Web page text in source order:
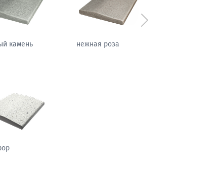
ночь теплый жемчуг
Следующий